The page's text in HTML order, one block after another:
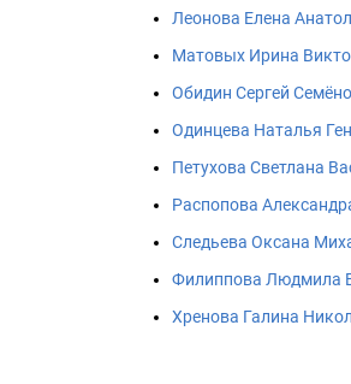
Леонова Елена
Матовых Ирина
Обидин Сергей
Одинцева Наталья
Петухова Светлана
Распопова
Следьева Оксана
Филиппова Людмила
Хренова Галина